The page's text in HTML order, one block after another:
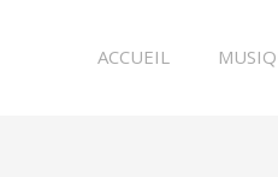
ACCUEIL